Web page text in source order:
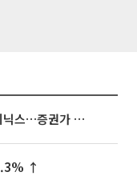
'불안과 기대 사이' 널뛰는 SK하이닉스…증권가 "HBM4·LTA 기반 펀터멘털 견고"
↑